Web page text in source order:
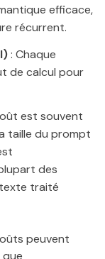
efficace,
récurrent.
: Chaque
de calcul pour
est souvent
taille du prompt
des
traité
peuvent